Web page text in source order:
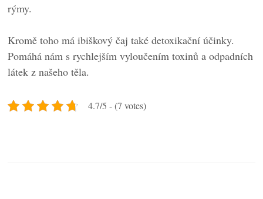
rýmy.
Kromě toho má ibiškový čaj také detoxikační účinky.
Pomáhá nám s rychlejším vyloučením toxinů a odpadních
látek z našeho těla.
4.7/5 - (7 votes)